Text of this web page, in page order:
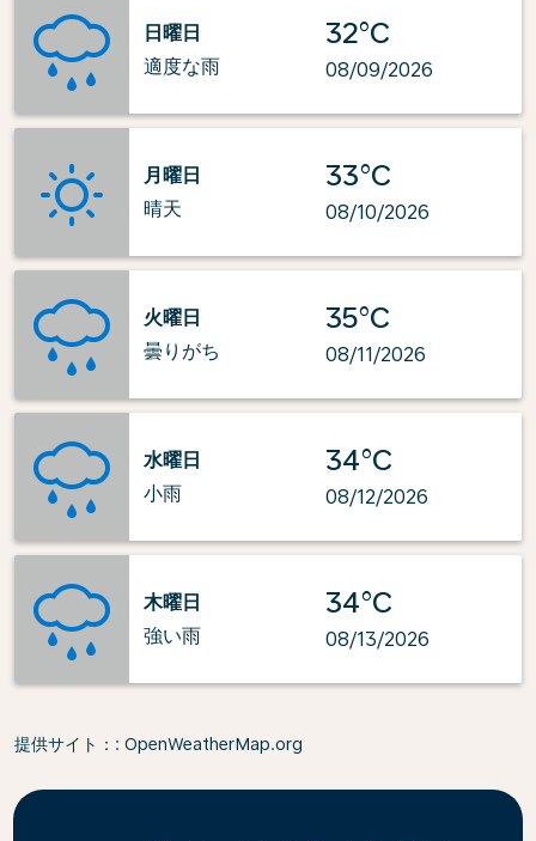
日曜日
適度な雨
32°C
08/09/2026
月曜日
晴天
33°C
08/10/2026
火曜日
曇りがち
35°C
08/11/2026
水曜日
小雨
34°C
08/12/2026
木曜日
強い雨
34°C
08/13/2026
提供サイト： : OpenWeatherMap.org